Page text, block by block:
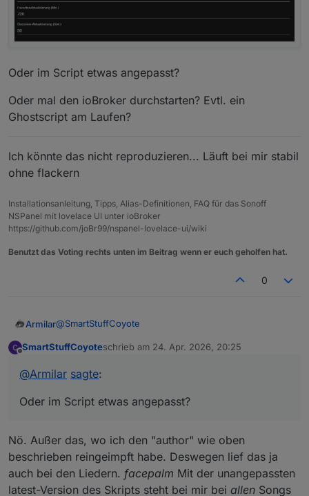
Oder im Script etwas angepasst?
Oder mal den ioBroker durchstarten? Evtl. ein
Ghostscript am Laufen?
Ich könnte das nicht reproduzieren... Läuft bei mir stabil
ohne flackern
Installationsanleitung, Tipps, Alias-Definitionen, FAQ für das Sonoff
NSPanel mit lovelace UI unter ioBroker
https://github.com/joBr99/nspanel-lovelace-ui/wiki
Benutzt das Voting rechts unten im Beitrag wenn er euch geholfen hat.
0
Armilar@SmartStuffCoyote
Habe ich auch nicht... Läuft geschmeidig bei mir
Vielleicht hier etwas geändert? Bei mir Original
SmartStuffCoyoteschrieb am 24. Apr. 2026, 20:25
zuletzt editiert von
@Armilar sagte:
Oder im Script etwas angepasst?
Nö. Außer das, wo ich den "author" wie oben
beschrieben reingeimpft habe. Deswegen lief das ja
auch bei den Liedern. facepalm Mit der unangepassten
latest-Version des Skripts steht bei mir bei allen Songs